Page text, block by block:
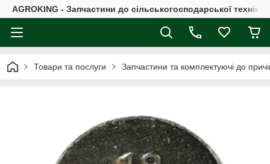
AGROKING - Запчастини до сільськогосподарської
Товари та послуги Запчастини та комплектуючі до